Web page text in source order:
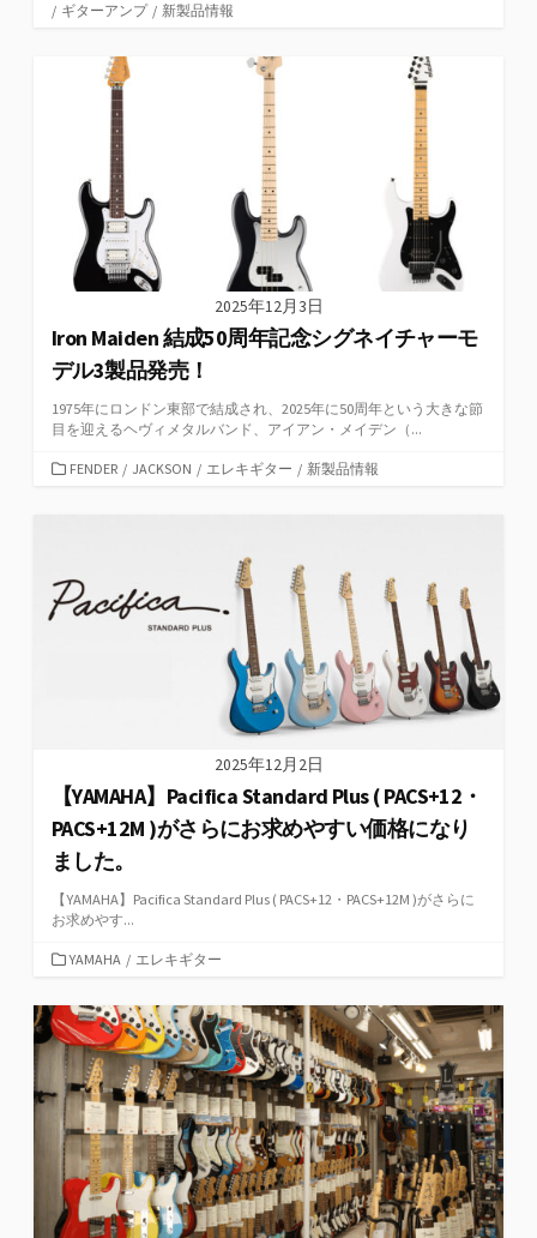
テ
/ ギターアンプ / 新製品情報
2025年12月3日
Iron Maiden 結成50周年記念シグネイチャーモ
デル3製品発売！
1975年にロンドン東部で結成され、2025年に50周年という大きな節
目を迎えるヘヴィメタルバンド、アイアン・メイデン（...
カFENDER / JACKSON / エレキギター / 新製品情報
2025年12月2日
【YAMAHA】Pacifica Standard Plus ( PACS+12・
PACS+12M )がさらにお求めやすい価格になり
ました。
【YAMAHA】Pacifica Standard Plus ( PACS+12・PACS+12M )がさらに
お求めやす...
カ
ゴ
リ
ー
YAMAHA / エレキギター